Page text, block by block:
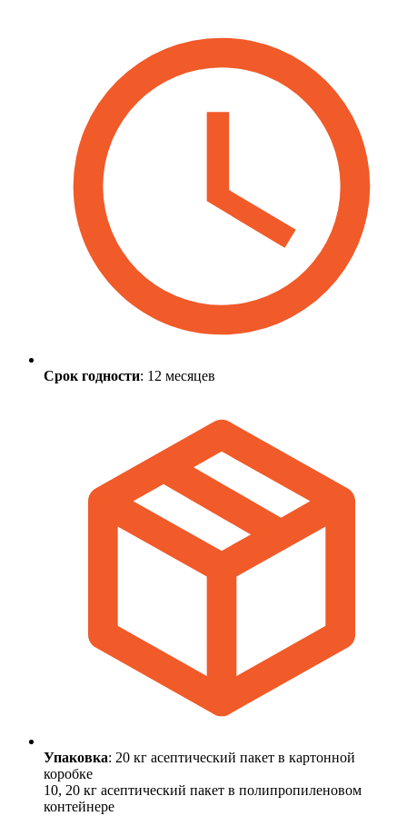
Срок годности: 12 месяцев
Упаковка: 20 кг асептический пакет в картонной
коробке
10, 20 кг асептический пакет в полипропиленовом
контейнере